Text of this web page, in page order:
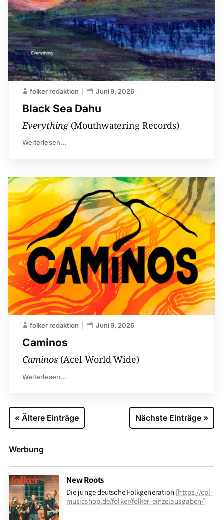
Black Sea Dahu
folker redaktion Juni 9, 2026
Everything(Mouthwatering Records)
Weiterlesen...
Caminos
folker redaktion Juni 9, 2026
Caminos(Acel World Wide)
Weiterlesen...
« Ältere Einträge Nächste Einträge »
Werbung
New Roots
Die junge deutsche Folkgeneration [https://cpl-
musicshop.de/folker/folker-einzelausgaben/]